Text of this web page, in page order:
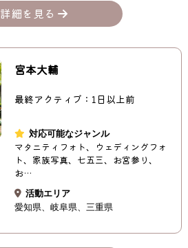
詳細を見る
宮本大輔
最終アクティブ：1日以上前
対応可能なジャンル
マタニティフォト、ウェディングフォ
ト、家族写真、七五三、お宮参り、
お…
活動エリア
愛知県
岐阜県 三重県